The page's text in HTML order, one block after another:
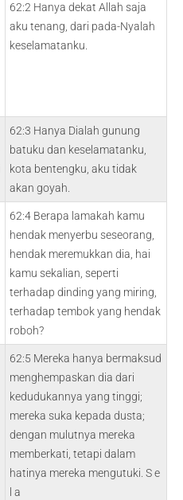
62:2 Hanya dekat Allah saja
aku tenang, dari pada-Nyalah
keselamatanku.
62:3 Hanya Dialah gunung
batuku dan keselamatanku,
kota bentengku, aku tidak
akan goyah.
62:4 Berapa lamakah kamu
hendak menyerbu seseorang,
hendak meremukkan dia, hai
kamu sekalian, seperti
terhadap dinding yang miring,
terhadap tembok yang hendak
roboh?
62:5 Mereka hanya bermaksud
menghempaskan dia dari
kedudukannya yang tinggi;
mereka suka kepada dusta;
dengan mulutnya mereka
memberkati, tetapi dalam
hatinya mereka mengutuki. S e
l a